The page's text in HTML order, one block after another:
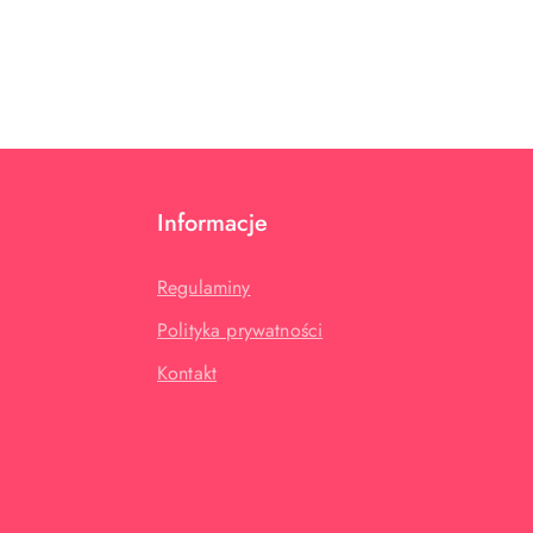
Informacje
Regulaminy
Polityka prywatności
Kontakt